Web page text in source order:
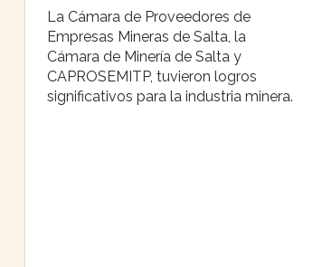
La Cámara de Proveedores de
Empresas Mineras de Salta, la
Cámara de Minería de Salta y
CAPROSEMITP, tuvieron logros
significativos para la industria minera.